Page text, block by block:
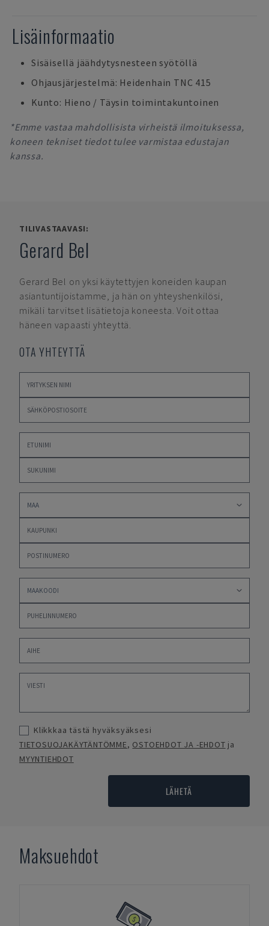
Lisäinformaatio
Sisäisellä jäähdytysnesteen syötöllä
Ohjausjärjestelmä: Heidenhain TNC 415
Kunto: Hieno / Täysin toimintakuntoinen
*Emme vastaa mahdollisista virheistä ilmoituksessa,
koneen tekniset tiedot tulee varmistaa edustajan
kanssa.
TILIVASTAAVASI:
Gerard Bel
Gerard Bel on yksi käytettyjen koneiden kaupan
asiantuntijoistamme, ja hän on yhteyshenkilösi,
mikäli tarvitset lisätietoja koneesta. Voit ottaa
häneen vapaasti yhteyttä.
OTA YHTEYTTÄ
Klikkkaa tästä hyväksyäksesi
TIETOSUOJAKÄYTÄNTÖMME, OSTOEHDOT JA -EHDOT ja
MYYNTIEHDOT
LÄHETÄ
Maksuehdot